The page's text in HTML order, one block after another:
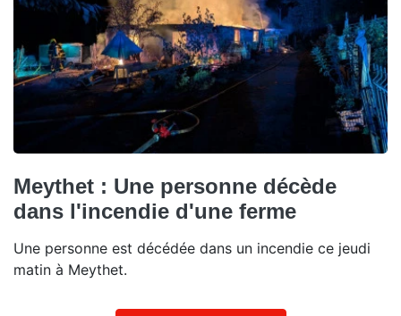
Meythet : Une personne décède
dans l'incendie d'une ferme
Une personne est décédée dans un incendie ce jeudi
matin à Meythet.